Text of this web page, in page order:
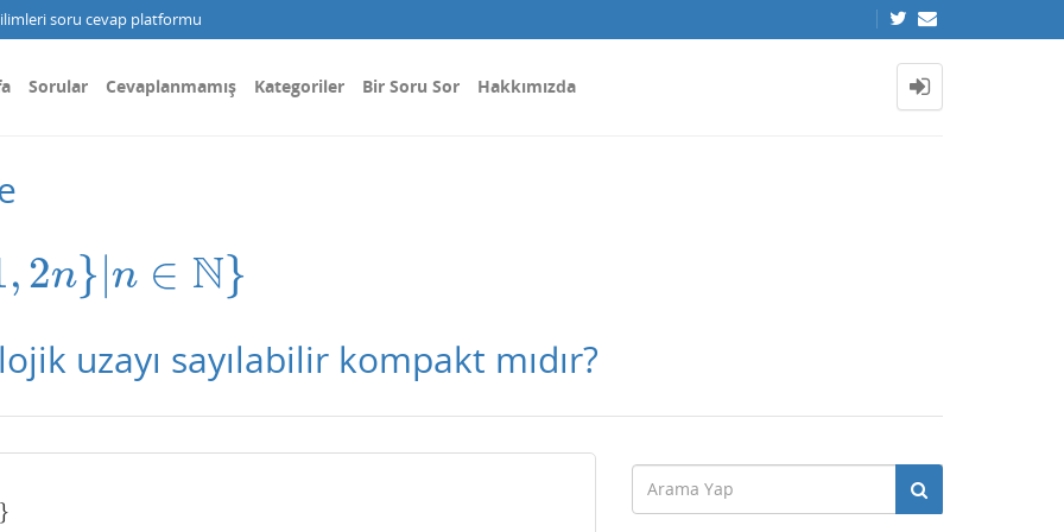
soru cevap platformu
Sorular Cevaplanmamış Kategoriler Bir Soru Sor Hakkımızda
, 2n} |n ∈ N}
} |n∈ N}
uzayı sayılabilir kompakt mıdır?
}